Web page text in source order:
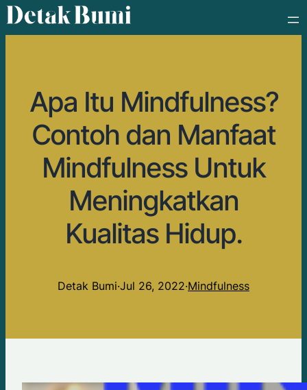
Apa Itu Mindfulness?
Contoh dan Manfaat
Mindfulness Untuk
Meningkatkan
Kualitas Hidup.
Detak Bumi·Jul 26, 2022·Mindfulness